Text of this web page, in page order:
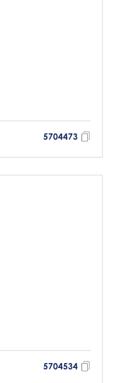
5704473
5704534